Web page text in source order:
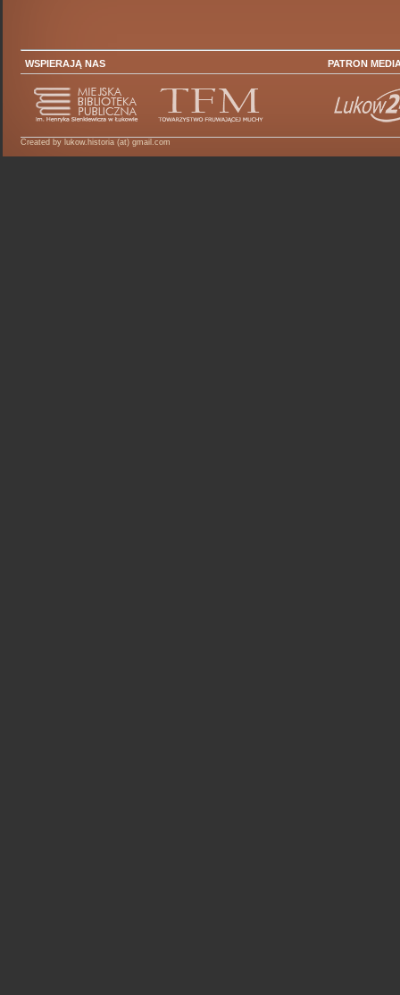
WSPIERAJĄ NAS PATRON
Created by lukow.historia (at) gmail.com